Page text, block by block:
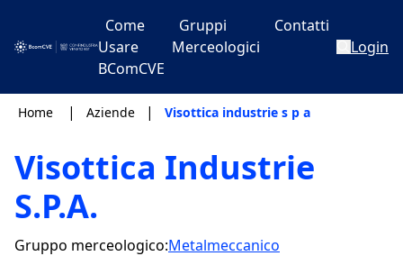
Come
Usare
BComCVE
Gruppi
Merceologici
Contatti
Login
Home | Aziende | Visottica industrie s p a
Visottica Industrie
S.P.A.
Gruppo merceologico:Metalmeccanico